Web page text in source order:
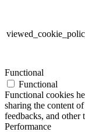
Functional
Functional
Functional cookies
sharing the content
feedbacks, and other
Performance